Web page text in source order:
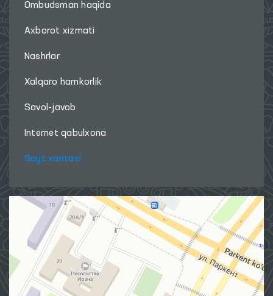
Ombudsman haqida
Axborot xizmati
Nashrlar
Xalqaro hamkorlik
Savol-javob
Internet qabulxona
Sayt xaritasi